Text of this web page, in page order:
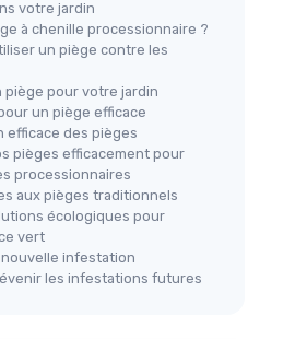
votre jardin
à chenille processionnaire ?
un piège contre les
piège pour votre jardin
un piège efficace
efficace des pièges
pièges efficacement pour
processionnaires
aux pièges traditionnels
écologiques pour
vert
infestation
les infestations futures